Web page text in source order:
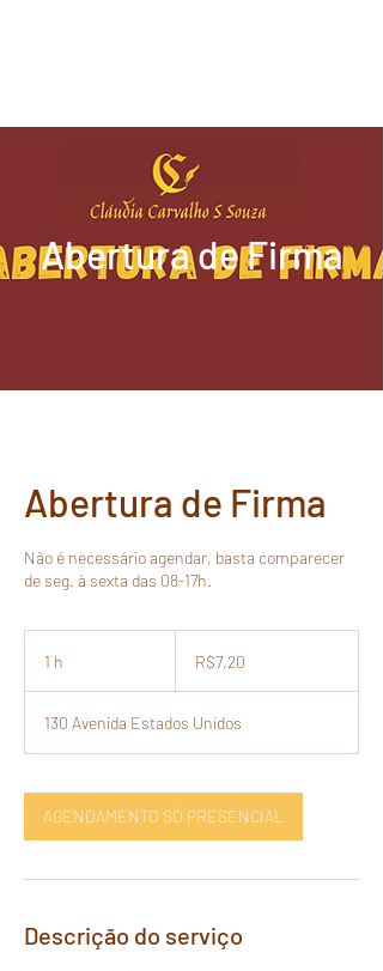
Abertura de Firma
Abertura de Firma
Não é necessário agendar, basta comparecer
de seg. à sexta das 08-17h.
1 h R$7,20
130 Avenida Estados Unidos
AGENDAMENTO SÓ PRESENCIAL
Descrição do serviço